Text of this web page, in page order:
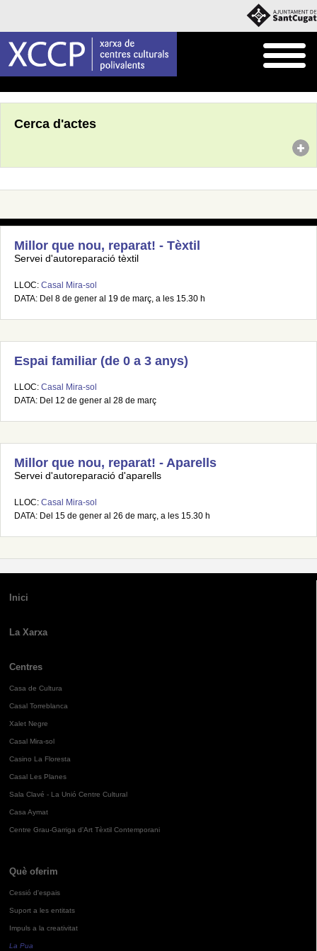
Cerca d'actes
Millor que nou, reparat! - Tèxtil
Servei d'autoreparació tèxtil
LLOC: Casal Mira-sol
DATA: Del 8 de gener al 19 de març, a les 15.30 h
Espai familiar (de 0 a 3 anys)
LLOC: Casal Mira-sol
DATA: Del 12 de gener al 28 de març
Millor que nou, reparat! - Aparells
Servei d'autoreparació d'aparells
LLOC: Casal Mira-sol
DATA: Del 15 de gener al 26 de març, a les 15.30 h
Inici
La Xarxa
Centres
Casa de Cultura
Casal Torreblanca
Xalet Negre
Casal Mira-sol
Casino La Floresta
Casal Les Planes
Sala Clavé - La Unió Centre Cultural
Casa Aymat
Centre Grau-Garriga d'Art Tèxtil Contemporani
Què oferim
Cessió d'espais
Suport a les entitats
Impuls a la creativitat
La Pua